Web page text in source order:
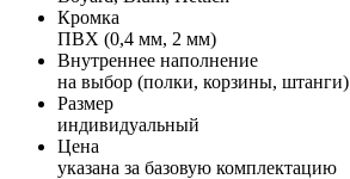
Кромка
ПВХ (0,4 мм, 2 мм)
Внутреннее наполнение
на выбор (полки, корзины, штанги)
Размер
индивидуальный
Цена
указана за базовую комплектацию